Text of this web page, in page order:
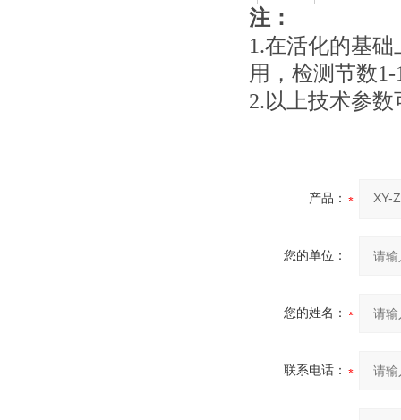
注：
1.在活化的基
用，检测节数
2.以上技术参
产品：
您的单位：
您的姓名：
联系电话：